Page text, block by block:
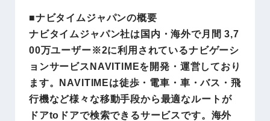
■ナビタイムジャパンの概要
ナビタイムジャパン社は国内・海外で⽉間 3,7
00万ユーザー※2に利⽤されているナビゲーシ
ョンサービスNAVITIMEを開発・運営しており
ます。NAVITIMEは徒歩・電車・車・バス・飛
行機など様々な移動手段から最適なルートが
ドアtoドアで検索できるサービスです。海外